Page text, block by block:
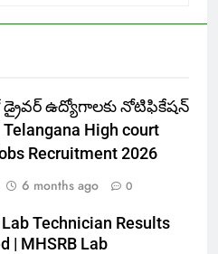
ఉద్యోగాలకు నోటిఫికేషన్
High court
Recruitment 2026
6 months ago 0
Lab Technician Results
| MHSRB Lab